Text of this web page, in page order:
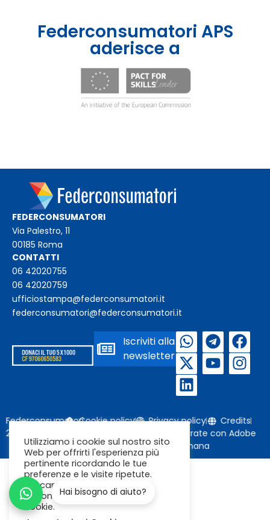
Federconsumatori APS
aderisce a
FEDERCONSUMATORI
Via Palestro, 11
00185 Roma
CONTATTI
06 42020755
06 42020759
ufficiostampa@federconsumatori.it
federconsumatori@federconsumatori.it
Iscriviti alla
newsletter
Federconsumatori
2026
Cookie policy Privacy policy
Credits
Immagini da Freepik o generate con Adobe
Firefly / Nano Banana
Utilizziamo i cookie sul nostro sito
Web per offrirti l'esperienza più
pertinente ricordando le tue
preferenze e le visite ripetute.
Cliccando su "Accetta"
acconsenti all'uso di TUTTI i
cookie.
Hai bisogno di aiuto?